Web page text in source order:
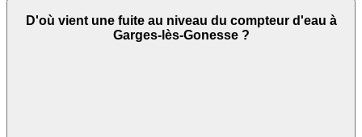
D'où vient une fuite au niveau du compteur d'eau à
Garges-lès-Gonesse ?